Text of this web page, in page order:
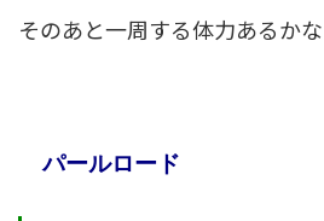
そのあと一周する体力あるか
パールロード